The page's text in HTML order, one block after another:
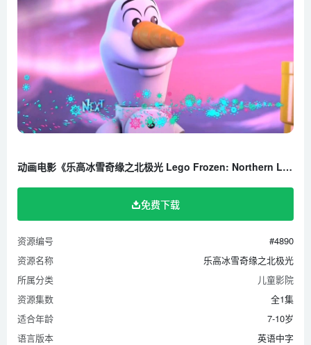
动画电影《乐高冰雪奇缘之北极光 Lego Frozen: Northern Lights》全1集 英语中字 720P/MP4/396M 百度云网盘下载
免费下载
资源编号
#4890
资源名称
乐高冰雪奇缘之北极光
所属分类
儿童影院
资源集数
全1集
适合年龄
7-10岁
语言版本
英语中字